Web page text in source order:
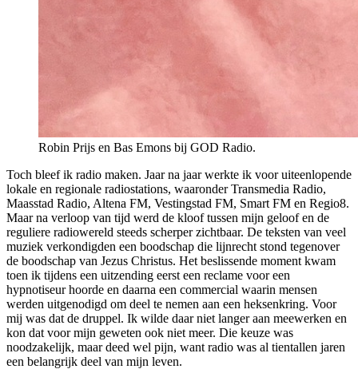
Robin Prijs en Bas Emons bij GOD Radio.
Toch bleef ik radio maken. Jaar na jaar werkte ik voor uiteenlopende
lokale en regionale radiostations, waaronder Transmedia Radio,
Maasstad Radio, Altena FM, Vestingstad FM, Smart FM en Regio8.
Maar na verloop van tijd werd de kloof tussen mijn geloof en de
reguliere radiowereld steeds scherper zichtbaar. De teksten van veel
muziek verkondigden een boodschap die lijnrecht stond tegenover
de boodschap van Jezus Christus. Het beslissende moment kwam
toen ik tijdens een uitzending eerst een reclame voor een
hypnotiseur hoorde en daarna een commercial waarin mensen
werden uitgenodigd om deel te nemen aan een heksenkring. Voor
mij was dat de druppel. Ik wilde daar niet langer aan meewerken en
kon dat voor mijn geweten ook niet meer. Die keuze was
noodzakelijk, maar deed wel pijn, want radio was al tientallen jaren
een belangrijk deel van mijn leven.